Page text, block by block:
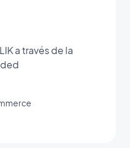
a través de la